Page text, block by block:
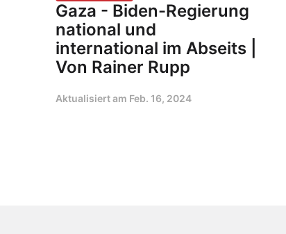
Gaza - Biden-Regierung
national und
international im Abseits |
Von Rainer Rupp
Aktualisiert am Feb. 16, 2024